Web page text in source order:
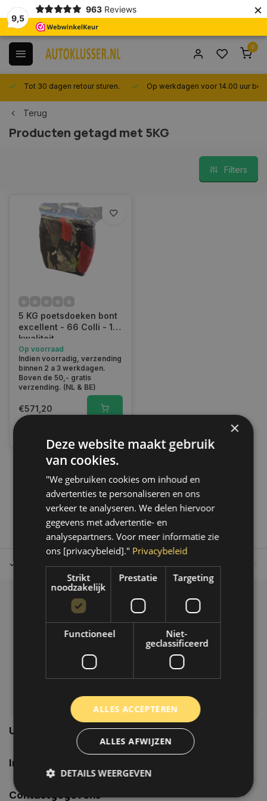
9,5
963 Reviews ×
0
Tot 30 dagen retour sturen. Op werkdagen voor 14.00 uur
Terug
Producten getagd met 5KG
Filters
5 KG poetsdoeken bont
excellent - 66 Colli - 1e
kwaliteit
Op voorraad
Indien voorradig, verzending
binnen 2 a 3 werkdagen.
Boven de 50,- gratis
verzending. (NL & BE)
€571,20
1
Tot 30 dagen retour sturen. Op werkdagen voor 14.00 uur
Klantenservice
Veelgestelde vragen
06-39119169
info@autoklusser.nl
Usefull links
Informatie
Contactgegevens
×
Deze website maakt gebruik
van cookies.
"We gebruiken cookies om inhoud en
advertenties te personaliseren en ons
verkeer te analyseren. We delen hiervoor
gegevens met advertentie- en
analysepartners. Voor meer informatie zie
ons [privacybeleid]." Privacybeleid
Strikt
noodzakelijk
Prestatie Targeting
Functioneel
Niet-
geclassificeerd
ALLES ACCEPTEREN
ALLES AFWIJZEN
DETAILS WEERGEVEN